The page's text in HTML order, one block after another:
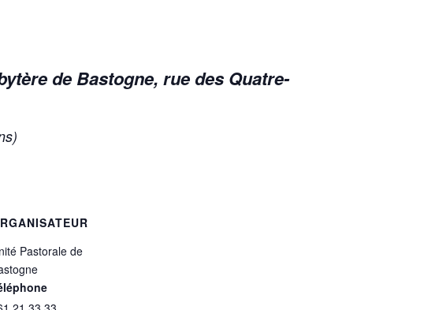
de Bastogne, rue des Quatre-
Pastorale de